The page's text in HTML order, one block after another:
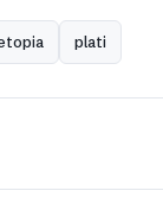
plati